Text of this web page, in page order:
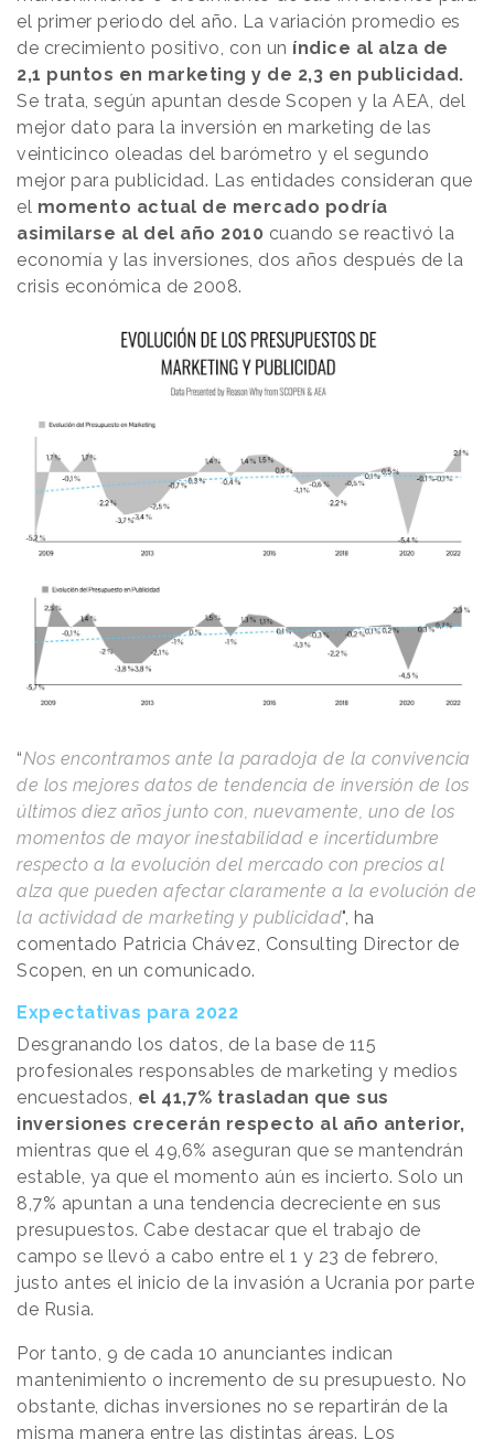
el primer periodo del año. La variación promedio es
de crecimiento positivo, con un índice al alza de
2,1 puntos en marketing y de 2,3 en publicidad.
Se trata, según apuntan desde Scopen y la AEA, del
mejor dato para la inversión en marketing de las
veinticinco oleadas del barómetro y el segundo
mejor para publicidad. Las entidades consideran que
el momento actual de mercado podría
asimilarse al del año 2010 cuando se reactivó la
economía y las inversiones, dos años después de la
crisis económica de 2008.
“Nos encontramos ante la paradoja de la convivencia
de los mejores datos de tendencia de inversión de los
últimos diez años junto con, nuevamente, uno de los
momentos de mayor inestabilidad e incertidumbre
respecto a la evolución del mercado con precios al
alza que pueden afectar claramente a la evolución de
la actividad de marketing y publicidad", ha
comentado Patricia Chávez, Consulting Director de
Scopen, en un comunicado.
Expectativas para 2022
Desgranando los datos, de la base de 115
profesionales responsables de marketing y medios
encuestados, el 41,7% trasladan que sus
inversiones crecerán respecto al año anterior,
mientras que el 49,6% aseguran que se mantendrán
estable, ya que el momento aún es incierto. Solo un
8,7% apuntan a una tendencia decreciente en sus
presupuestos. Cabe destacar que el trabajo de
campo se llevó a cabo entre el 1 y 23 de febrero,
justo antes el inicio de la invasión a Ucrania por parte
de Rusia.
Por tanto, 9 de cada 10 anunciantes indican
mantenimiento o incremento de su presupuesto. No
obstante, dichas inversiones no se repartirán de la
misma manera entre las distintas áreas. Los